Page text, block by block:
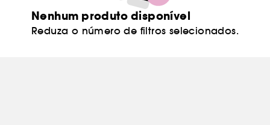
Nenhum produto disponível
Reduza o número de filtros selecionados.